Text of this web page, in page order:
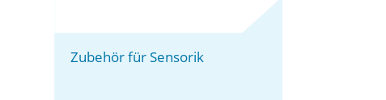
Zubehör für Sensorik